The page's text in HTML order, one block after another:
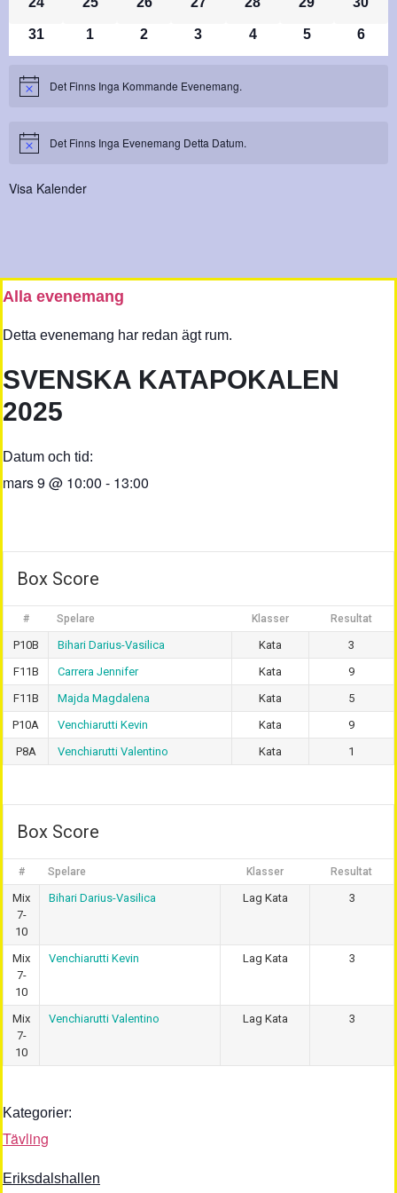
0 Evenemang
31 0 Evenemang
1 0 Evenemang
2 0 Evenemang
3 0 Evenemang
4 0 Evenemang
5 0
6
Notis Det Finns Inga Kommande Evenemang.
Notis Det Finns Inga Evenemang Detta Datum.
Visa Kalender
Alla evenemang
Detta evenemang har redan ägt rum.
SVENSKA KATAPOKALEN
2025
Datum och tid:
mars 9 @ 10:00 - 13:00
Box Score
# Spelare Klasser Resultat
P10B Bihari Darius-Vasilica Kata
3
F11B
Carrera Jennifer Kata
9
F11B
Majda Magdalena Kata
5
P10A
Venchiarutti Kevin Kata
9
P8A
Venchiarutti Valentino Kata 1
Box Score
# Spelare Klasser Resultat
Mix
7-
10
Bihari Darius-Vasilica Lag Kata 3
Mix
7-
10
Venchiarutti Kevin Lag Kata 3
Mix
7-
10
Venchiarutti Valentino Lag Kata 3
Kategorier:
Tävling
Eriksdalshallen